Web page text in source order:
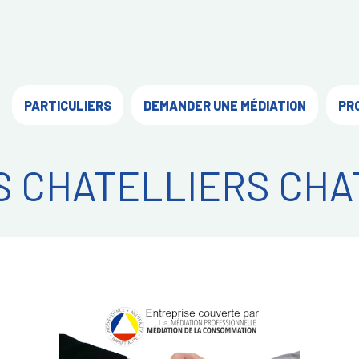
PARTICULIERS DEMANDER UNE MÉDIATION
CHATELLIERS